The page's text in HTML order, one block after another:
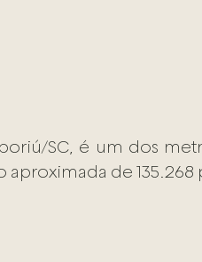
SC, é um dos
de 135.268